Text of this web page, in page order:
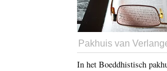
Pakhuis van
In het Boeddhistisch